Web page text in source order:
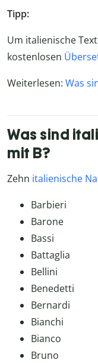
Tipp:
Um italienische
kostenlosen
Weiterlesen: Was
Was sind
mit B?
Zehn italienische
Barbieri
Barone
Bassi
Battaglia
Bellini
Benedetti
Bernardi
Bianchi
Bianco
Bruno